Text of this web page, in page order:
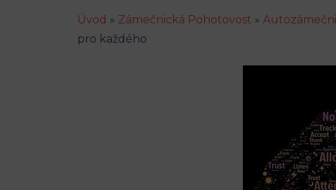
Úvod » Zámečnická Pohotovost »
pro každého